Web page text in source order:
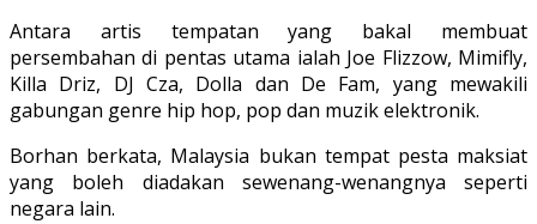
Antara artis tempatan yang bakal membuat
persembahan di pentas utama ialah Joe Flizzow, Mimifly,
Killa Driz, DJ Cza, Dolla dan De Fam, yang mewakili
gabungan genre hip hop, pop dan muzik elektronik.
Borhan berkata, Malaysia bukan tempat pesta maksiat
yang boleh diadakan sewenang-wenangnya seperti
negara lain.